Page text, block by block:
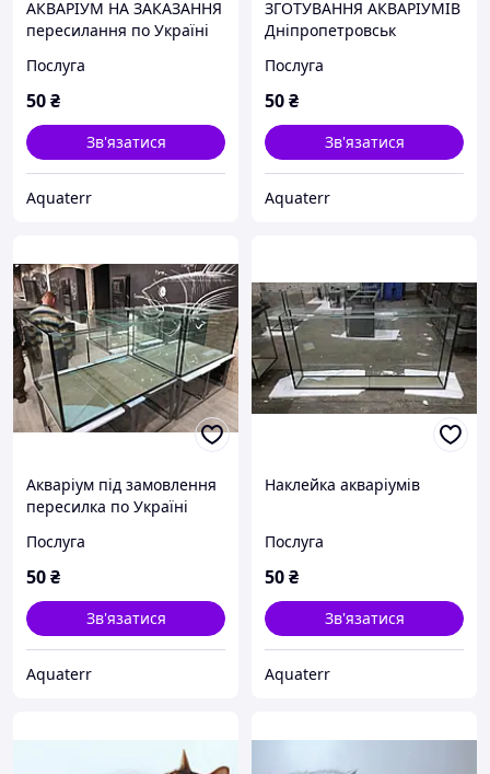
АКВАРІУМ НА ЗАКАЗАННЯ
пересилання по Україні
Послуга
50₴
Зв'язатися
Aquaterr
ЗГОТУВАННЯ АКВАРІУМІВ
Дніпропетровськ
Послуга
50₴
Зв'язатися
Aquaterr
Акваріум під замовлення
пересилка по Україні
Послуга
50₴
Зв'язатися
Aquaterr
Наклейка акваріумів
Послуга
50₴
Зв'язатися
Aquaterr